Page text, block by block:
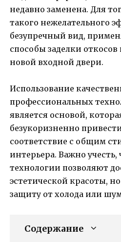
недавно заменена. Для
такого нежелательного
безупречный вид,
способы заделки откосов
новой входной двери.
Использование
профессиональных
является основой,
безукоризненно
соответствие с общим
интерьера. Важно
технологии позволяют
эстетической красоты,
защиту от холода или
Содержание